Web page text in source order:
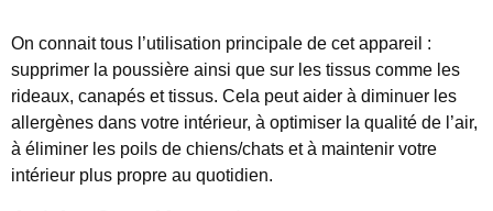
On connait tous l’utilisation principale de cet appareil :
supprimer la poussière ainsi que sur les tissus comme les
rideaux, canapés et tissus. Cela peut aider à diminuer les
allergènes dans votre intérieur, à optimiser la qualité de l’air,
à éliminer les poils de chiens/chats et à maintenir votre
intérieur plus propre au quotidien.